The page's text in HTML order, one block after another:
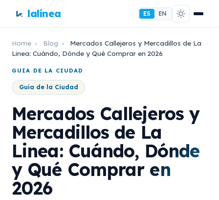
lalínea ES EN
Home › Blog ›
Mercados Callejeros y Mercadillos de La
Linea: Cuándo, Dónde y Qué Comprar en 2026
GUIA DE LA CIUDAD
Guia de la Ciudad
Mercados Callejeros y
Mercadillos de La
Linea: Cuándo, Dónde
y Qué Comprar en
2026